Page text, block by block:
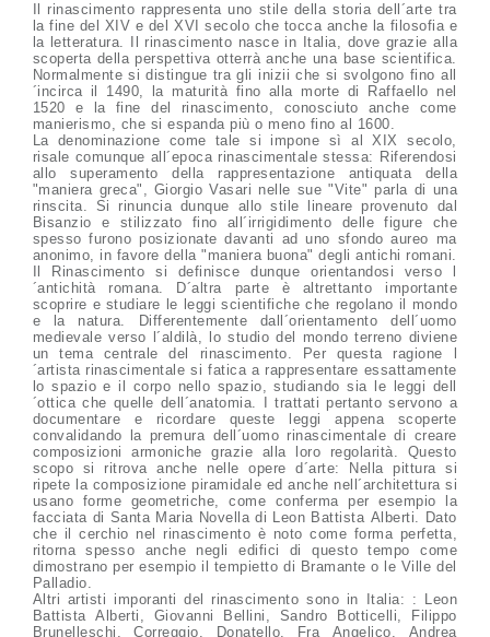
Il rinascimento rappresenta uno stile della storia dell´arte tra
la fine del XIV e del XVI secolo che tocca anche la filosofia e
la letteratura. Il rinascimento nasce in Italia, dove grazie alla
scoperta della perspettiva otterrà anche una base scientifica.
Normalmente si distingue tra gli inizii che si svolgono fino all
´incirca il 1490, la maturità fino alla morte di Raffaello nel
1520 e la fine del rinascimento, conosciuto anche come
manierismo, che si espanda più o meno fino al 1600.
La denominazione come tale si impone sì al XIX secolo,
risale comunque all´epoca rinascimentale stessa: Riferendosi
allo superamento della rappresentazione antiquata della
"maniera greca", Giorgio Vasari nelle sue "Vite" parla di una
rinscita. Si rinuncia dunque allo stile lineare provenuto dal
Bisanzio e stilizzato fino all´irrigidimento delle figure che
spesso furono posizionate davanti ad uno sfondo aureo ma
anonimo, in favore della "maniera buona" degli antichi romani.
Il Rinascimento si definisce dunque orientandosi verso l
´antichità romana. D´altra parte è altrettanto importante
scoprire e studiare le leggi scientifiche che regolano il mondo
e la natura. Differentemente dall´orientamento dell´uomo
medievale verso l´aldilà, lo studio del mondo terreno diviene
un tema centrale del rinascimento. Per questa ragione l
´artista rinascimentale si fatica a rappresentare essattamente
lo spazio e il corpo nello spazio, studiando sia le leggi dell
´ottica che quelle dell´anatomia. I trattati pertanto servono a
documentare e ricordare queste leggi appena scoperte
convalidando la premura dell´uomo rinascimentale di creare
composizioni armoniche grazie alla loro regolarità. Questo
scopo si ritrova anche nelle opere d´arte: Nella pittura si
ripete la composizione piramidale ed anche nell´architettura si
usano forme geometriche, come conferma per esempio la
facciata di Santa Maria Novella di Leon Battista Alberti. Dato
che il cerchio nel rinascimento è noto come forma perfetta,
ritorna spesso anche negli edifici di questo tempo come
dimostrano per esempio il tempietto di Bramante o le Ville del
Palladio.
Altri artisti imporanti del rinascimento sono in Italia: : Leon
Battista Alberti, Giovanni Bellini, Sandro Botticelli, Filippo
Brunelleschi, Correggio, Donatello, Fra Angelico, Andrea